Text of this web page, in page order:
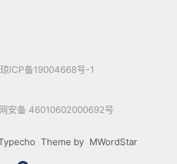
琼ICP备19004668号-1
安备 46010602000692号
Theme by MWordStar